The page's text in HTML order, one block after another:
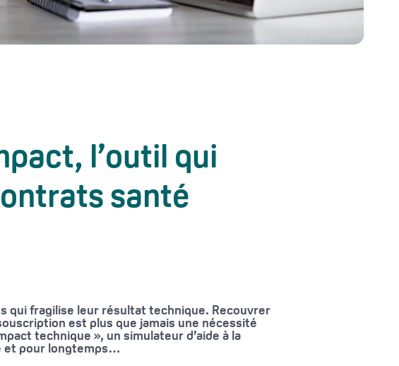
l’outil qui
santé
qui fragilise leur résultat technique. Recouvrer
est plus que jamais une nécessité
technique », un simulateur d’aide à la
et pour longtemps…